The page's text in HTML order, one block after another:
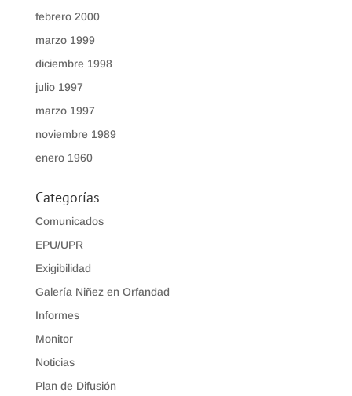
febrero 2000
marzo 1999
diciembre 1998
julio 1997
marzo 1997
noviembre 1989
enero 1960
Categorías
Comunicados
EPU/UPR
Exigibilidad
Galería Niñez en Orfandad
Informes
Monitor
Noticias
Plan de Difusión